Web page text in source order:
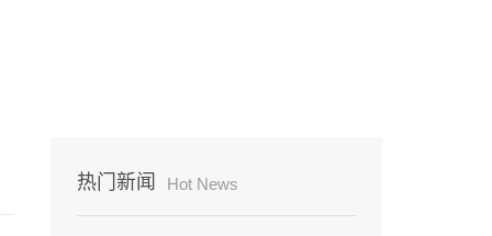
热门新闻 Hot News